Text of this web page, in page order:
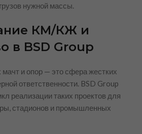
нужной массы.
КМ/КЖ и
в BSD Group
и опор — это сфера жестких
ответственности. BSD Group
реализации таких проектов для
стадионов и промышленных